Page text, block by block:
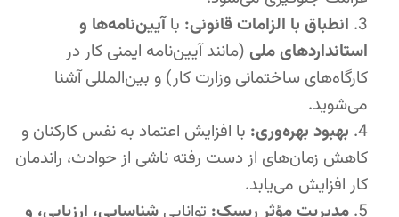
انطباق با الزامات قانونی: باآیین‌نامه‌ها و
استانداردهای ملی (مانند آیین‌نامه ایمنی کار در
کارگاه‌های ساختمانی وزارت کار) و بین‌المللی آشنا
می‌شوید.
بهبود بهره‌وری: با افزایش اعتماد به نفس کارکنان و
کاهش زمان‌های از دست رفته ناشی از حوادث، راندمان
کار افزایش می‌یابد.